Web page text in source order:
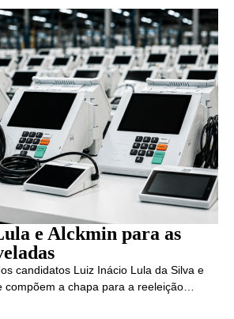
e Alckmin para as
candidatos Luiz Inácio Lula da Silva e
compõem a chapa para a reeleição…